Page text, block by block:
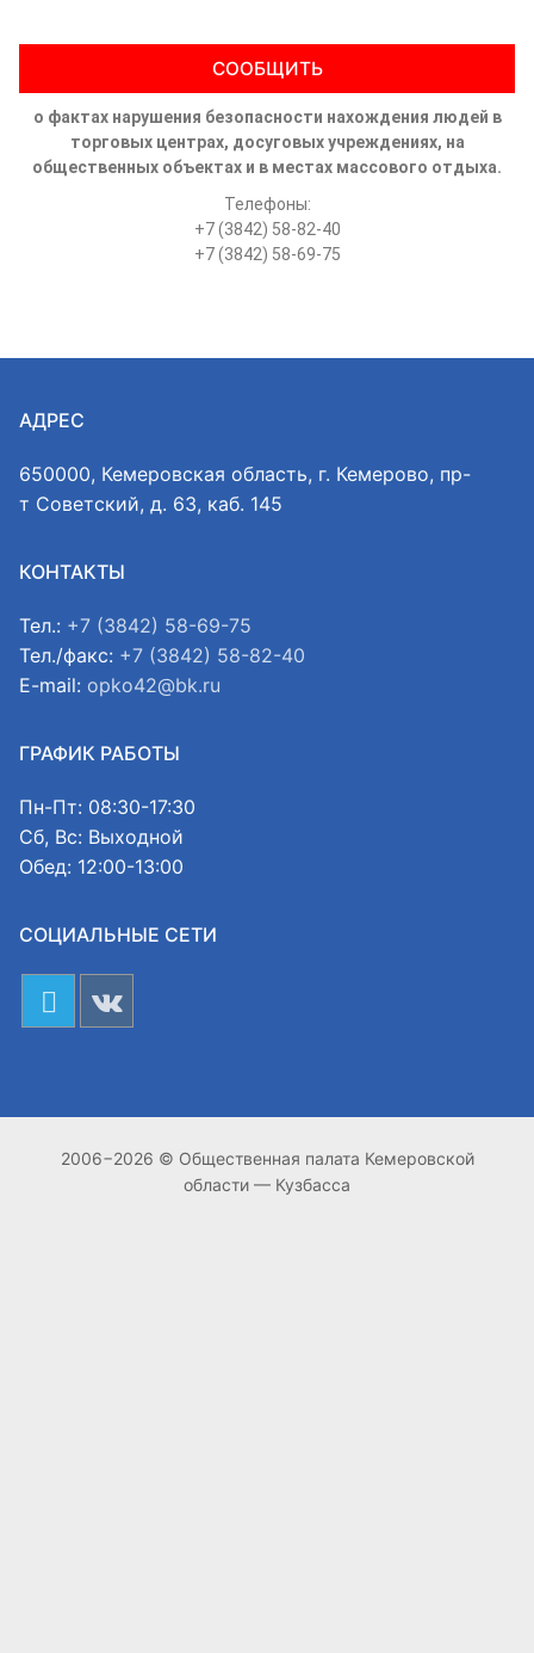
СООБЩИТЬ
о фактах нарушения безопасности нахождения людей в
торговых центрах, досуговых учреждениях, на
общественных объектах и в местах массового отдыха.
Телефоны:
+7 (3842) 58-82-40
+7 (3842) 58-69-75
АДРЕС
650000, Кемеровская область, г. Кемерово, пр-
т Советский, д. 63, каб. 145
КОНТАКТЫ
Тел.: +7 (3842) 58-69-75
Тел./факс: +7 (3842) 58-82-40
E-mail: opko42@bk.ru
ГРАФИК РАБОТЫ
Пн-Пт: 08:30-17:30
Сб, Вс: Выходной
Обед: 12:00-13:00
СОЦИАЛЬНЫЕ СЕТИ
2006−2026 © Общественная палата Кемеровской
области — Кузбасса